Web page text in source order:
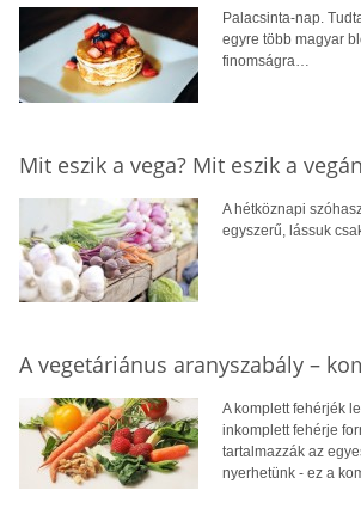
Palacsinta-nap.
egyre több magyar
finomságra…
Mit eszik a vega? Mit eszik a
A hétköznapi
egyszerű, lássuk
A vegetáriánus aranyszabály –
A komplett fehérjék
inkomplett fehérje
tartalmazzák az
nyerhetünk - ez a